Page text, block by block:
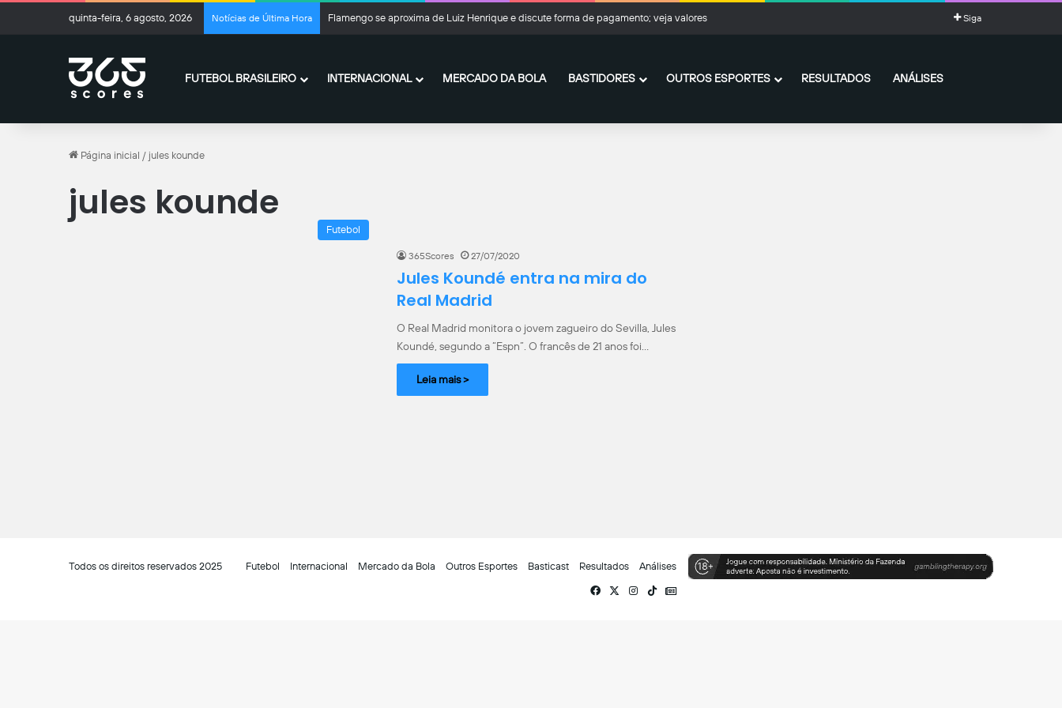
quinta-feira, 6 agosto, 2026 Notícias de Última Hora Flamengo se aproxima de Luiz Henrique e discute forma de pagamento; veja valores Siga
FUTEBOL BRASILEIRO INTERNACIONAL MERCADO DA BOLA BASTIDORES OUTROS ESPORTES RESULTADOS ANÁLISES
Página inicial / jules kounde
jules kounde
Futebol
365Scores 27/07/2020
Jules Koundé entra na mira do
Real Madrid
O Real Madrid monitora o jovem zagueiro do Sevilla, Jules
Koundé, segundo a “Espn”. O francês de 21 anos foi…
Leia mais >
Todos os direitos reservados 2025 Futebol Internacional Mercado da Bola Outros Esportes Basticast Resultados
Análises
Facebook
X Instagram
TikTokSiga-